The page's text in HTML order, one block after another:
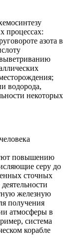
процессах:
азота в
водорода,
некоторых
повышению
серу до
сточных
железную
получения
атмосферы в
система
корабле